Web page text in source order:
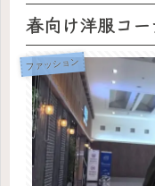
春向け洋服コー
ファッション